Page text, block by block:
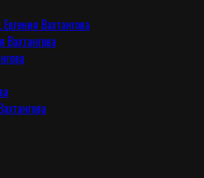
Вахтангова
Вахтангова